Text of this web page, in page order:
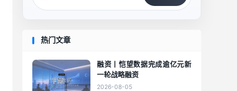
热门文章
融资丨恺望数据完成逾亿元新
一轮战略融资
2026-08-05